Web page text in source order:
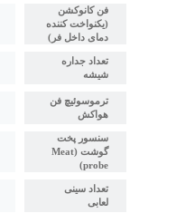
فن کانوکشن
(یکنواخت کننده
دمای داخل فر)
تعداد جداره
شیشه
ترموسوئیچ فن
هواکش
سنسور پخت
گوشت (Meat
probe)
تعداد سینی
لعابی